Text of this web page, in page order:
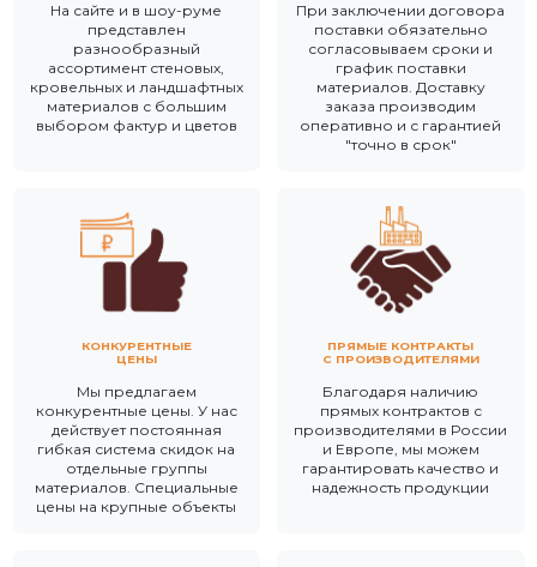
На сайте и в шоу-руме
представлен
разнообразный
ассортимент стеновых,
кровельных и ландшафтных
материалов с большим
выбором фактур и цветов
При заключении договора
поставки обязательно
согласовываем сроки и
график поставки
материалов. Доставку
заказа производим
оперативно и с гарантией
"точно в срок"
КОНКУРЕНТНЫЕ
ЦЕНЫ
Мы предлагаем
конкурентные цены. У нас
действует постоянная
гибкая система скидок на
отдельные группы
материалов. Специальные
цены на крупные объекты
ПРЯМЫЕ КОНТРАКТЫ
С ПРОИЗВОДИТЕЛЯМИ
Благодаря наличию
прямых контрактов с
производителями в России
и Европе, мы можем
гарантировать качество и
надежность продукции